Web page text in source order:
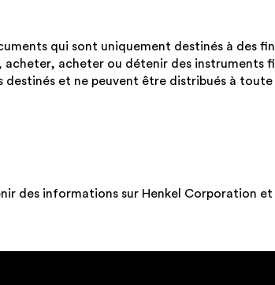
qui sont uniquement destinés à des
acheter ou détenir des instruments
et ne peuvent être distribués à
des informations sur Henkel Corporation et